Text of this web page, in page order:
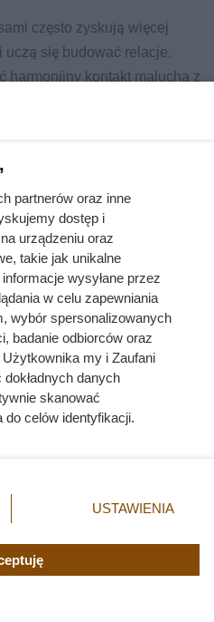
często zyskują więcej
się budować relacje.
harmonijny kontakt malucha z
ujawnili
z ludzkiej mowy i jakie
partnerów oraz inne
dostęp i
urządzeniu oraz
takie jak unikalne
wysyłane przez
w celu zapewniania
wybór spersonalizowanych
badanie odbiorców oraz
Użytkownika my i Zaufani
danych
skanować
celów identyfikacji.
ustawień prywatności
rogu strony. Niektóre
sprzeciwić się takiemu
miały zastosowania tylko
USTAWIENIA